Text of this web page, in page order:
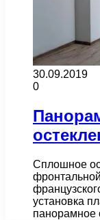
30.09.2019
0
Сплошное
установка
панорамное